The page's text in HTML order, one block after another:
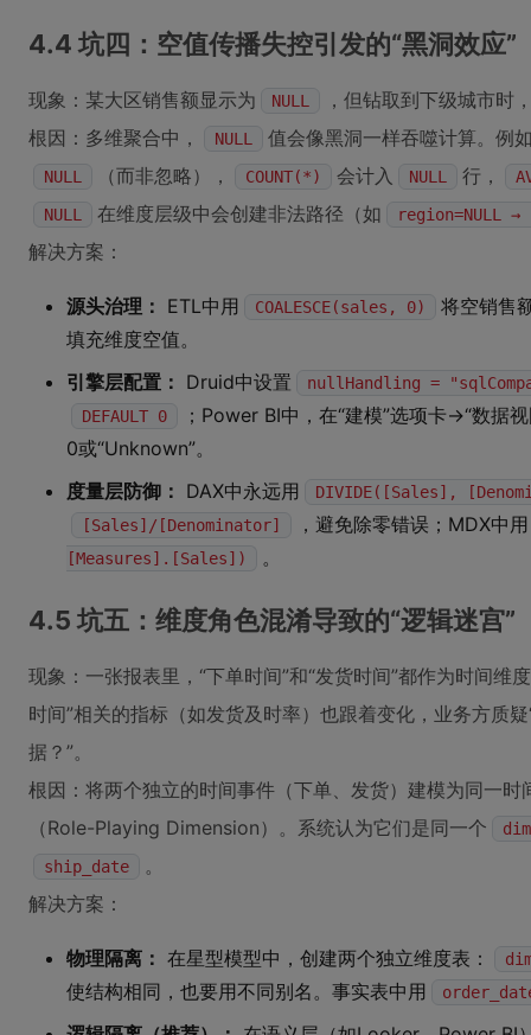
4.4 坑四：空值传播失控引发的“黑洞效应”
现象：某大区销售额显示为 NULL
，但钻取到下级城市时
根因：多维聚合中，
NULL 值会像黑洞一样吞噬计算。例
NULL （而非忽略）， COUNT(*) 会计入 NULL 行，
NULL
在维度层级中会创建非法路径（如 region=NULL
解决方案：
源头治理： ETL中用 COALESCE(sales, 0)
将空销售
填充维度空值。
引擎层配置： Druid中设置
nullHandling =
DEFAULT 0
；Power BI中，在“建模”选项卡→“数据
0或“Unknown”。
度量层防御： DAX中永远用
DIVIDE([Sales],
[Sales]/[Denominator]
，避免除零错误；MDX中用
[Measures].[Sales]) 。
4.5 坑五：维度角色混淆导致的“逻辑迷宫”
现象：一张报表里，“下单时间”和“发货时间”都作为时间维
时间”相关的指标（如发货及时率）也跟着变化，业务方质
据？”。
根因：将两个独立的时间事件（下单、发货）建模为同一时
（Role-Playing Dimension）。系统认为它们是同一个
ship_date
。
解决方案：
物理隔离： 在星型模型中，创建两个独立维度表：
使结构相同，也要用不同别名。事实表中用